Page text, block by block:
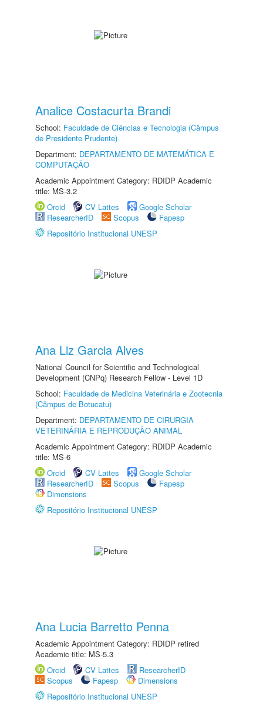
Analice Costacurta Brandi
School: Faculdade de Ciências e Tecnologia (Câmpus
de Presidente Prudente)
Department: DEPARTAMENTO DE MATEMÁTICA E
COMPUTAÇÃO
Academic Appointment Category: RDIDP Academic
title: MS-3.2
Orcid
CV Lattes
Google Scholar
ResearcherID
Scopus
Fapesp
Repositório Institucional UNESP
Ana Liz Garcia Alves
National Council for Scientific and Technological
Development (CNPq) Research Fellow - Level 1D
School: Faculdade de Medicina Veterinária e Zootecnia
(Câmpus de Botucatu)
Department: DEPARTAMENTO DE CIRURGIA
VETERINÁRIA E REPRODUÇÃO ANIMAL
Academic Appointment Category: RDIDP Academic
title: MS-6
Orcid
CV Lattes
Google Scholar
ResearcherID
Scopus
Fapesp
Dimensions
Repositório Institucional UNESP
Ana Lucia Barretto Penna
Academic Appointment Category: RDIDP retired
Academic title: MS-5.3
Orcid
CV Lattes
ResearcherID
Scopus
Fapesp
Dimensions
Repositório Institucional UNESP